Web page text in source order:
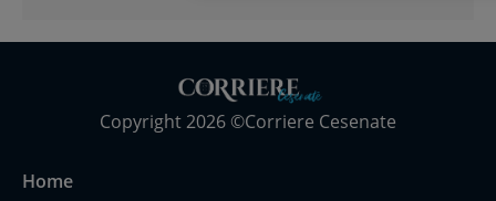
Copyright 2026 ©Corriere Cesenate
Home